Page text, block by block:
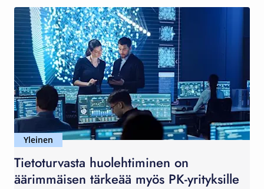
Yleinen
Tietoturvasta huolehtiminen on
äärimmäisen tärkeää myös PK-yrityksille